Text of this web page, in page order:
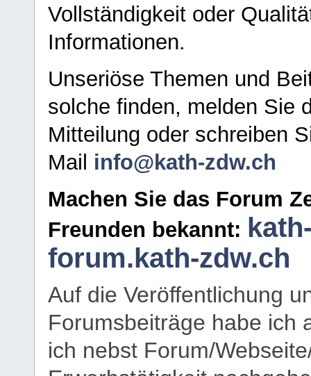
Vollständigkeit oder
Informationen.
Unseriöse Themen und
solche finden, melden Sie
Mitteilung oder schreiben
Mail info@kath-zdw.ch
Machen Sie das Forum
Freunden bekannt:
forum.kath-zdw.ch
Auf die Veröffentlichung
Forumsbeiträge habe ich
ich nebst Forum/